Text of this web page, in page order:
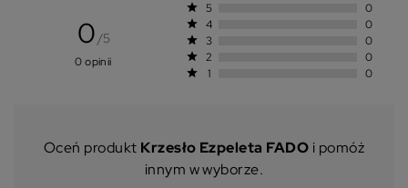
0/5
0 opinii
star 5 0
star 4 0
star 3 0
star 2 0
star 1 0
Oceń produkt Krzesło Ezpeleta FADO i pomóż
innym w wyborze.